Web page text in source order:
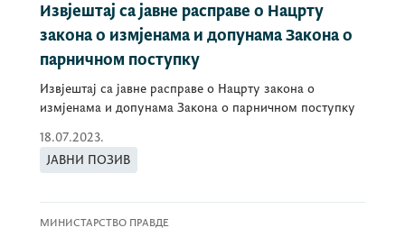
Извјештај са јавне расправе о Нацрту
закона о измјенама и допунама Закона о
парничном поступку
Извјештај са јавне расправе о Нацрту закона о
измјенама и допунама Закона о парничном поступку
18.07.2023.
ЈАВНИ ПОЗИВ
МИНИСТАРСТВО ПРАВДЕ